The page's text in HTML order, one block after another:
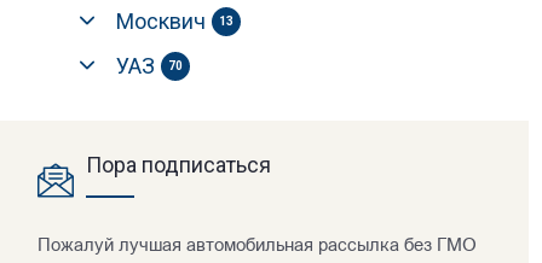
Москвич 13
УАЗ 70
Пора подписаться
Пожалуй лучшая автомобильная рассылка без ГМО